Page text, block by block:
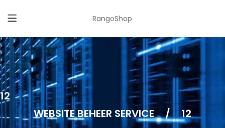
RangoShop
12
WEBSITE BEHEER SERVICE
/ 12